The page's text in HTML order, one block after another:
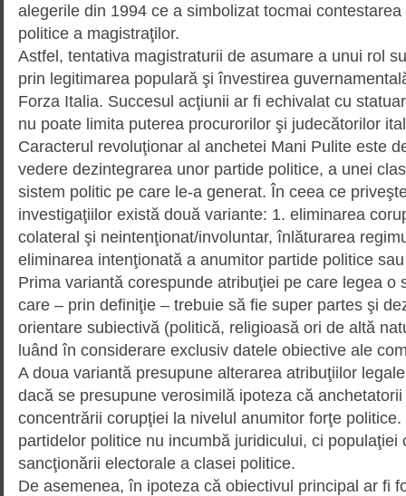
alegerile din 1994 ce a simbolizat tocmai
politice a magistraţilor.
Astfel, tentativa magistraturii de asu­mare a unui rol
prin legitimarea populară şi învestirea
Forza Italia. Succesul acţiunii ar fi echivalat cu
nu poate limita puterea procurorilor şi judecătorilor
Caracterul revoluţionar al anchetei Mani Pulite este
vedere dezintegrarea unor partide politice, a unei
sistem politic pe care le-a ge­ne­rat. În ceea ce
investigaţiilor există două variante: 1. eliminarea
colateral şi neinten­ţionat/involuntar, înlăturarea
eliminarea intenţionată a anumitor partide politice
Prima variantă corespunde atri­bu­ţiei pe care legea o
care – prin definiţie – trebuie să fie super partes şi
orientare subiectivă (politică, religioasă ori de altă
luând în considerare exclusiv datele obiective ale
A doua variantă presupune alte­rarea atribuţiilor
dacă se presupune verosimilă ipoteza că
concentrării corupţiei la nivelul anumitor forţe
parti­delor politice nu incumbă juridicului, ci populaţiei
sancţionării electorale a clasei politice.
De asemenea, în ipoteza că obiectivul principal ar fi